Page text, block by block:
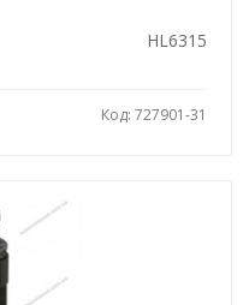
HL6315
Код: 727901-31